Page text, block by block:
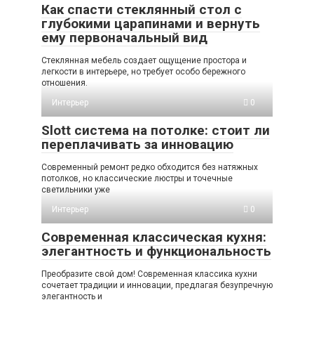
Как спасти стеклянный стол с
глубокими царапинами и вернуть
ему первоначальный вид
Стеклянная мебель создает ощущение простора и
легкости в интерьере, но требует особо бережного
отношения.
Интерьер
0
Slott система на потолке: стоит ли
переплачивать за инновацию
Современный ремонт редко обходится без натяжных
потолков, но классические люстры и точечные
светильники уже
Интерьер
0
Современная классическая кухня:
элегантность и функциональность
Преобразите свой дом! Современная классика кухни
сочетает традиции и инновации, предлагая безупречную
элегантность и